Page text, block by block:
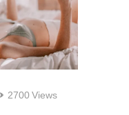
2700 Views